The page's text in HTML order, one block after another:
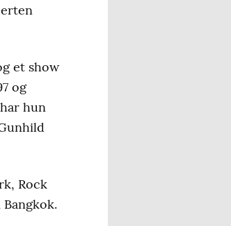
et show
og
hun
Rock